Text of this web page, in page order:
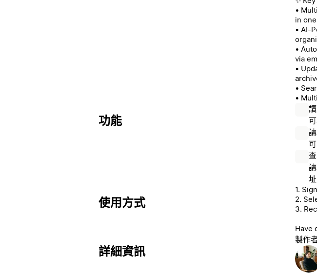
•
in
• AI-
•
via
•
•
•
功能
址
使用方式
1.
2.
3.
Have
詳細資訊
製作